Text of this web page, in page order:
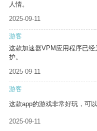
人情。
2025-09-11
游客
这款加速器VPM应用程序已
护。
2025-09-11
游客
这款app的游戏非常好玩，可
2025-09-11